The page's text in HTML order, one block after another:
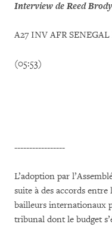
Interview de Reed
A27 INV AFR
(05:53)
-----------------
L’adoption par
suite à des accords
bailleurs internationaux
tribunal dont le budget